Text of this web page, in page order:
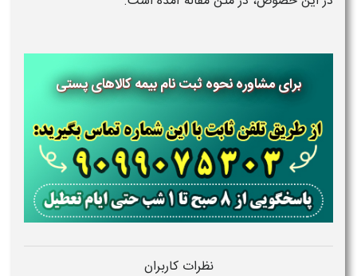
برای مشاوره نحوه ثبت نام بیمه کالاهای پستی
نظرات کاربران